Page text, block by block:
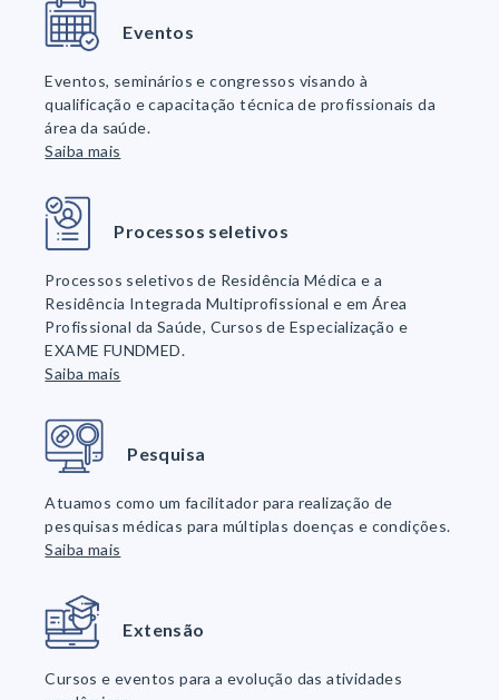
Eventos
Eventos, seminários e congressos visando à
qualificação e capacitação técnica de profissionais da
área da saúde.
Saiba mais
Processos seletivos
Processos seletivos de Residência Médica e a
Residência Integrada Multiprofissional e em Área
Profissional da Saúde, Cursos de Especialização e
EXAME FUNDMED.
Saiba mais
Pesquisa
Atuamos como um facilitador para realização de
pesquisas médicas para múltiplas doenças e condições.
Saiba mais
Extensão
Cursos e eventos para a evolução das atividades